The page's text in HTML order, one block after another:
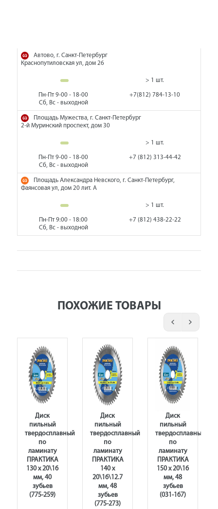
Автово, г. Санкт-Петербург
Краснопутиловская ул, дом 26
> 1 шт.
Пн-Пт 9-00 - 18-00
Сб, Вс - выходной
+7(812) 784-13-10
Площадь Мужества, г. Санкт-Петербург
2-й Муринский проспект, дом 30
> 1 шт.
Пн-Пт 9-00 - 18-00
Сб, Вс - выходной
+7 (812) 313-44-42
Площадь Александра Невского, г. Санкт-Петербург,
Фаянсовая ул, дом 20 лит. А
> 1 шт.
Пн-Пт 9:00 - 18:00
Сб, Вс - выходной
+7 (812) 438-22-22
ПОХОЖИЕ ТОВАРЫ
Диск
пильный
твердосплавный
по
ламинату
ПРАКТИКА
130 х 20\16
мм, 40
зубьев
(775-259)
Диск
пильный
твердосплавный
по
ламинату
ПРАКТИКА
140 х
20\16\12.7
мм, 48
зубьев
(775-273)
Диск
пильный
твердосплавный
по
ламинату
ПРАКТИКА
150 х 20\16
мм, 48
зубьев
(031-167)